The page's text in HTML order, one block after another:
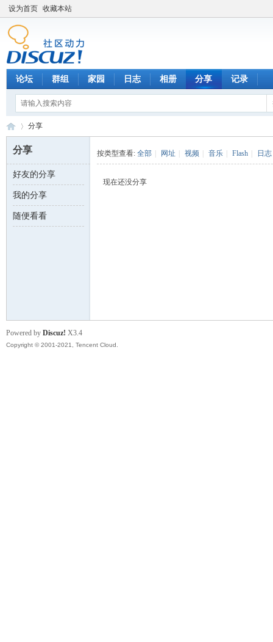
设为首页 收藏本站
论坛 群组 家园 日志 相册 分享 记录
数 ›
分享
分享
好友的分享
我的分享
随便看看
按类型查看: 全部 网址 视频 音乐 Flash 日志
现在还没分享
Powered by Discuz! X3.4
Copyright © 2001-2021, Tencent Cloud.